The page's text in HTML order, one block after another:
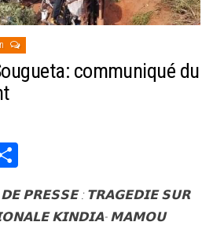
communiqué du
ag
𝗣𝗥𝗘𝗦𝗦𝗘 : 𝗧𝗥𝗔𝗚𝗘𝗗𝗜𝗘 𝗦𝗨𝗥
𝗞𝗜𝗡𝗗𝗜𝗔- 𝗠𝗔𝗠𝗢𝗨